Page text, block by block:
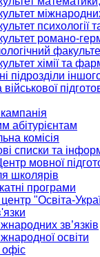
психології
романо-
хімії та
підрозділи
абітурієнтам
комісія
списки та
мовної
школярів
програми
центр "Освіта-
зв’язків
освіти